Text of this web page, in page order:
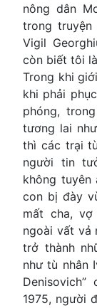
nông dân
trong truyện
Vigil
còn biết tôi
Trong khi
khi phải
phóng,
tương lai
thì các trại
người tin
không
con bị đày
mất cha,
ngoài vất vả
trở thành
như tù nhân
Denisovich”
1975, người